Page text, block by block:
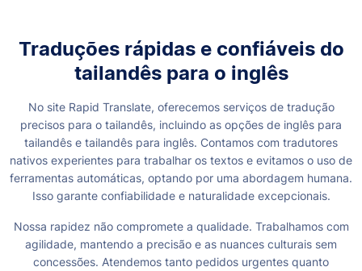
Traduções rápidas e confiáveis do
tailandês para o inglês
No site Rapid Translate, oferecemos serviços de tradução
precisos para o tailandês, incluindo as opções de inglês para
tailandês e tailandês para inglês. Contamos com tradutores
nativos experientes para trabalhar os textos e evitamos o uso de
ferramentas automáticas, optando por uma abordagem humana.
Isso garante confiabilidade e naturalidade excepcionais.
Nossa rapidez não compromete a qualidade. Trabalhamos com
agilidade, mantendo a precisão e as nuances culturais sem
concessões. Atendemos tanto pedidos urgentes quanto